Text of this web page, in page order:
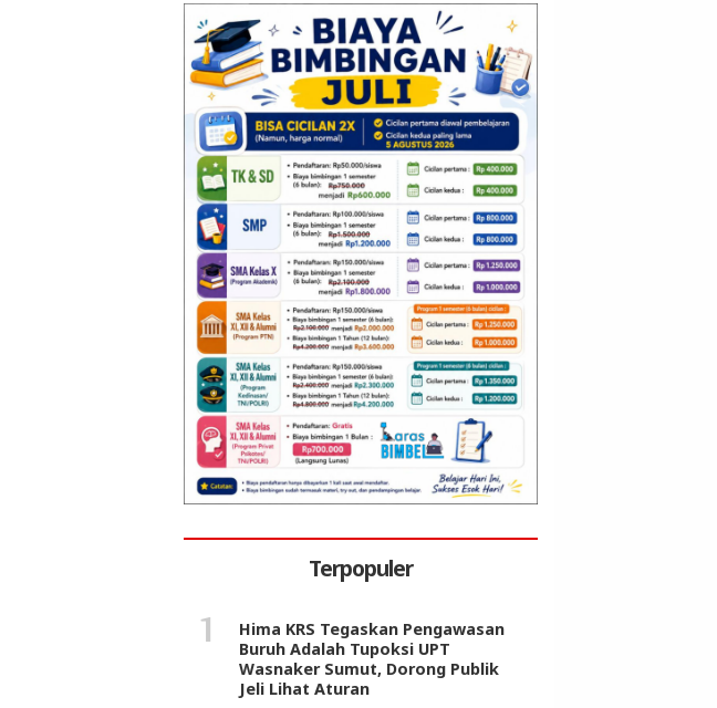
Terpopuler
Hima KRS Tegaskan Pengawasan
Buruh Adalah Tupoksi UPT
Wasnaker Sumut, Dorong Publik
Jeli Lihat Aturan